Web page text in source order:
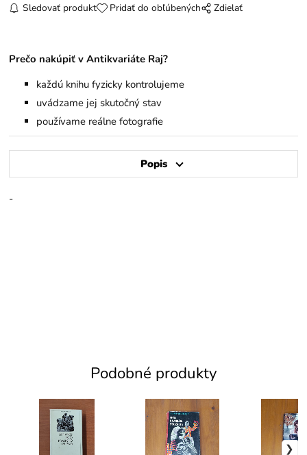
Sledovať produkt Pridať do obľúbených Zdielať
Prečo nakúpiť v Antikvariáte Raj?
každú knihu fyzicky kontrolujeme
uvádzame jej skutočný stav
používame reálne fotografie
Popis
-
Podobné produkty